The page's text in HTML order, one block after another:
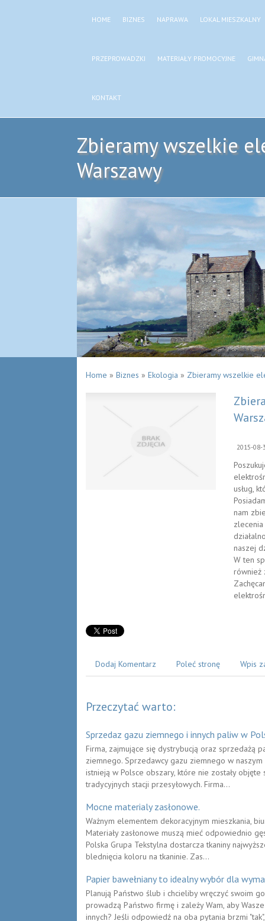
HOME BIZNES NAPRAWA LOKAL MIESZKALNY
PRZEPROWADZKI MATERIAŁY PROMOCYJNE
KONTAKT
Zbieramy wszelkie
Warszawy
Home » Biznes » Ekologia » Zbieramy wszelkie
2015-08-
usług,
nam
naszej
W ten
również
Dodaj Komentarz Poleć stronę Wpis
Przeczytać warto:
Sprzedaz gazu ziemnego i innych paliw w
Firma, zajmujące się dystrybucją oraz sprzedażą
ziemnego. Sprzedawcy gazu ziemnego w
istnieją w Polsce obszary, które nie zostały
tradycyjnych stacji przesyłowych. Firma...
Mocne materialy zasłonowe.
Ważnym elementem dekoracyjnym mieszkania,
Materiały zasłonowe muszą mieć odpowiednio
Polska Grupa Tekstylna dostarcza tkaniny
blednięcia koloru na tkaninie. Zas...
Papier bawełniany to idealny wybór dla
Planują Państwo ślub i chcieliby wręczyć swoim
prowadzą Państwo firmę i zależy Wam, aby
innych? Jeśli odpowiedź na oba pytania brzmi